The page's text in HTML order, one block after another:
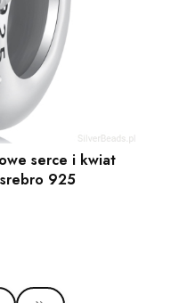
serce i kwiat
925